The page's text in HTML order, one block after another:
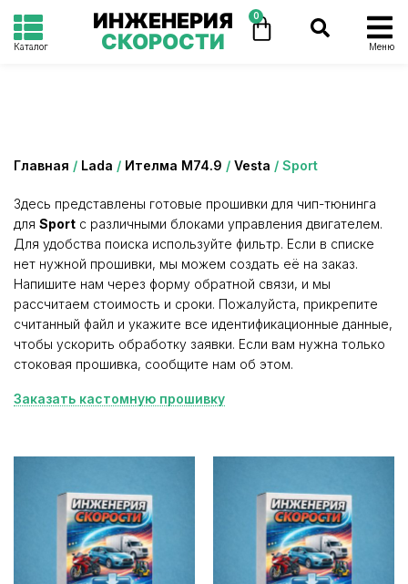
Каталог
ИНЖЕНЕРИЯ
СКОРОСТИ
0
Меню
Главная / Lada / Ителма М74.9 / Vesta / Sport
Здесь представлены готовые прошивки для чип-тюнинга
для Sport с различными блоками управления двигателем.
Для удобства поиска используйте фильтр. Если в списке
нет нужной прошивки, мы можем создать её на заказ.
Напишите нам через форму обратной связи, и мы
рассчитаем стоимость и сроки. Пожалуйста, прикрепите
считанный файл и укажите все идентификационные данные,
чтобы ускорить обработку заявки. Если вам нужна только
стоковая прошивка, сообщите нам об этом.
Заказать кастомную прошивку